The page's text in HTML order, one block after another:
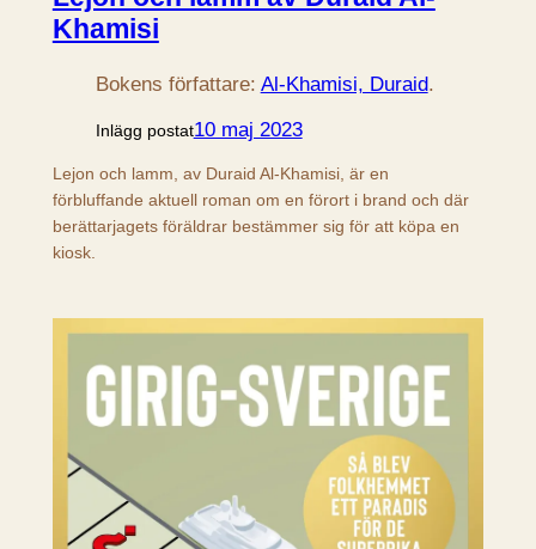
Khamisi
Bokens författare: Al-Khamisi, Duraid.
Inlägg postat10 maj 2023
Lejon och lamm, av Duraid Al-Khamisi, är en
förbluffande aktuell roman om en förort i brand och där
berättarjagets föräldrar bestämmer sig för att köpa en
kiosk.